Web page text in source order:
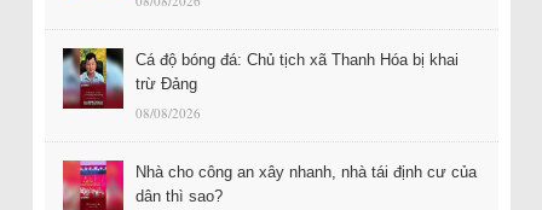
Cá độ bóng đá: Chủ tịch xã Thanh Hóa bị khai
trừ Đảng
08/08/2026
Nhà cho công an xây nhanh, nhà tái định cư của
dân thì sao?